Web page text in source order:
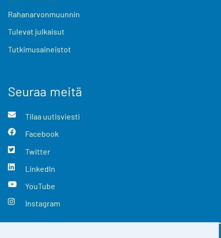
Rahanarvonmuunnin
Tulevat julkaisut
Tutkimusaineistot
Seuraa meitä
Tilaa uutisviesti
Facebook
Twitter
LinkedIn
YouTube
Instagram